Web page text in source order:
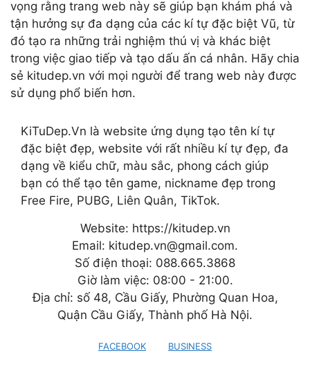
vọng rằng trang web này sẽ giúp bạn khám phá và
tận hưởng sự đa dạng của các kí tự đặc biệt Vũ, từ
đó tạo ra những trải nghiệm thú vị và khác biệt
trong việc giao tiếp và tạo dấu ấn cá nhân. Hãy chia
sẻ kitudep.vn với mọi người để trang web này được
sử dụng phổ biến hơn.
KiTuDep.Vn là website ứng dụng tạo tên kí tự
đặc biệt đẹp, website với rất nhiều kí tự đẹp, đa
dạng về kiểu chữ, màu sắc, phong cách giúp
bạn có thể tạo tên game, nickname đẹp trong
Free Fire, PUBG, Liên Quân, TikTok.
Website: https://kitudep.vn
Email: kitudep.vn@gmail.com.
Số điện thoại: 088.665.3868
Giờ làm việc: 08:00 - 21:00.
Địa chỉ: số 48, Cầu Giấy, Phường Quan Hoa,
Quận Cầu Giấy, Thành phố Hà Nội.
FACEBOOK BUSINESS